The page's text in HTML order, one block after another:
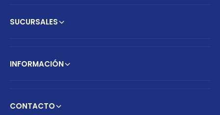
SUCURSALES
INFORMACIÓN
CONTACTO